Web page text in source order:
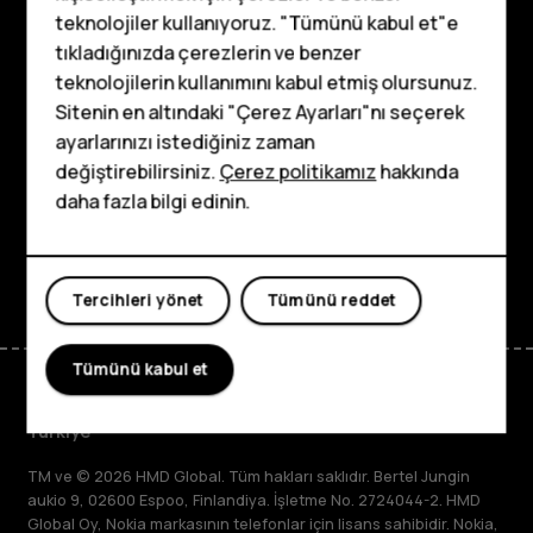
Tuşlu telefonlar
Çocuklar için
telefonlar
Keşfedin
Hakkında
Planet and people
Destek
FacebookInstagram
TiktokYoutubeLinkedinDiscord
Türkiye
TM ve © 2026 HMD Global. Tüm hakları saklıdır. Bertel Jungin
aukio 9, 02600 Espoo, Finlandiya. İşletme No. 2724044-2. HMD
Global Oy, Nokia markasının telefonlar için lisans sahibidir. Nokia,
teknolojiler kullanıyoruz. "Tümünü kabul et"e
tıkladığınızda çerezlerin ve benzer
teknolojilerin kullanımını kabul etmiş olursunuz.
Sitenin en altındaki "Çerez Ayarları"nı seçerek
ayarlarınızı istediğiniz zaman
değiştirebilirsiniz.Çerez politikamızhakkında
daha fazla bilgi edinin.
Tümünü reddet
Tercihleri yönet
Tümünü kabul et